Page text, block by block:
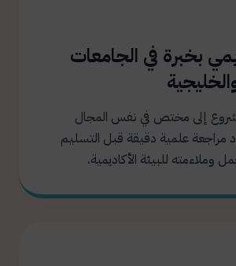
بخبرة في الجامعات
إلى مختص في نفس المجال
مراجعة علمية دقيقة قبل التسليم
وملاءمته للبيئة الأكاديمية.